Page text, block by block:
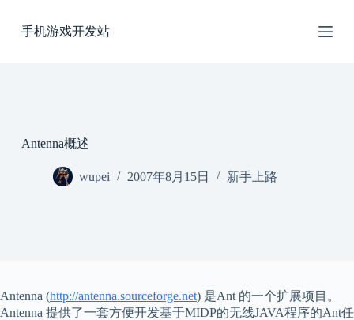
过
手机游戏开发站
Antenna概述
wupei 2007年8月15日 新手上路
Antenna (http://antenna.sourceforge.net) 是Ant 的一个扩展项目。
Antenna 提供了一套方便开发基于MIDP的无线JAVA程序的Ant任